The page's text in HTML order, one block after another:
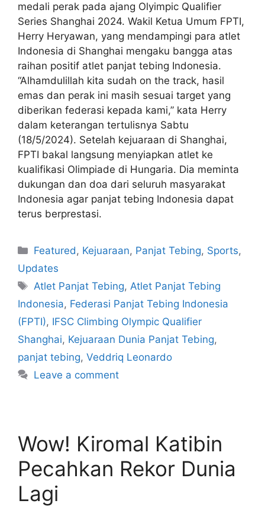
medali perak pada ajang Olyimpic Qualifier
Series Shanghai 2024. Wakil Ketua Umum FPTI,
Herry Heryawan, yang mendampingi para atlet
Indonesia di Shanghai mengaku bangga atas
raihan positif atlet panjat tebing Indonesia.
“Alhamdulillah kita sudah on the track, hasil
emas dan perak ini masih sesuai target yang
diberikan federasi kepada kami,” kata Herry
dalam keterangan tertulisnya Sabtu
(18/5/2024). Setelah kejuaraan di Shanghai,
FPTI bakal langsung menyiapkan atlet ke
kualifikasi Olimpiade di Hungaria. Dia meminta
dukungan dan doa dari seluruh masyarakat
Indonesia agar panjat tebing Indonesia dapat
terus berprestasi.
Featured, Kejuaraan, Panjat Tebing, Sports,
Updates
Atlet Panjat Tebing,Atlet Panjat Tebing
Indonesia, Federasi Panjat Tebing Indonesia
(FPTI), IFSC Climbing Olympic Qualifier
Shanghai, Kejuaraan Dunia Panjat Tebing,
panjat tebing, Veddriq Leonardo
Leave a comment
Wow! Kiromal Katibin
Pecahkan Rekor Dunia
Lagi